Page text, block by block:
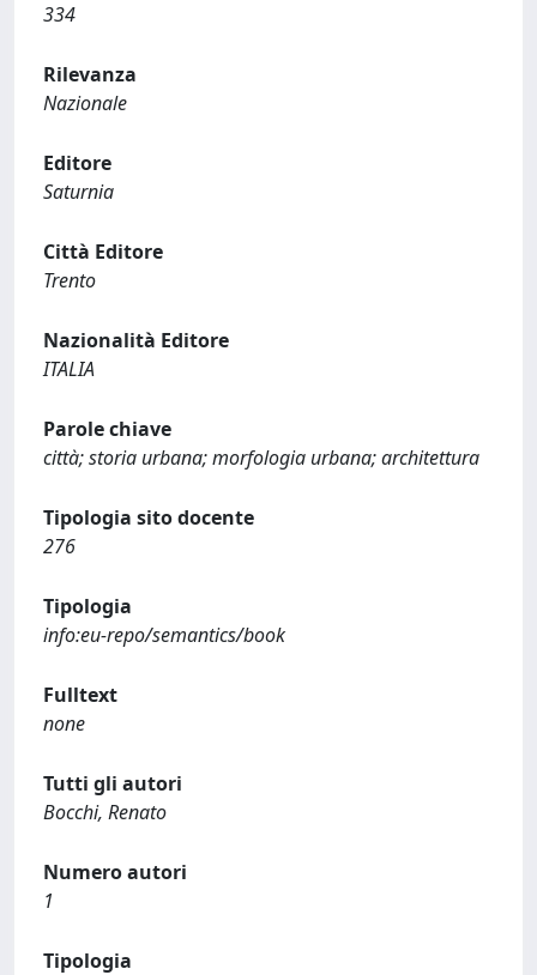
334
Rilevanza
Nazionale
Editore
Saturnia
Città Editore
Trento
Nazionalità Editore
ITALIA
Parole chiave
città; storia urbana; morfologia urbana; architettura
Tipologia sito docente
276
Tipologia
info:eu-repo/semantics/book
Fulltext
none
Tutti gli autori
Bocchi, Renato
Numero autori
1
Tipologia